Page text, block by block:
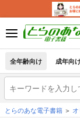
全年齢向け 成年向
とらのあな電子書籍